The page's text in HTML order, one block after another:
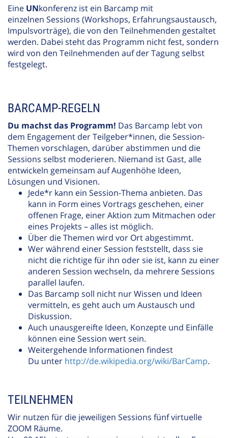
Eine UNkonferenz ist ein Barcamp mit
einzelnen Sessions (Workshops, Erfahrungsaustausch,
Impulsvorträge), die von den Teilnehmenden gestaltet
werden. Dabei steht das Programm nicht fest, sondern
wird von den Teilnehmenden auf der Tagung selbst
festgelegt.
BARCAMP-REGELN
Du machst das Programm! Das Barcamp lebt von
dem Engagement der Teilgeber*innen, die Session-
Themen vorschlagen, darüber abstimmen und die
Sessions selbst moderieren. Niemand ist Gast, alle
entwickeln gemeinsam auf Augenhöhe Ideen,
Lösungen und Visionen.
Jede*r kann ein Session-Thema anbieten. Das
kann in Form eines Vortrags geschehen, einer
offenen Frage, einer Aktion zum Mitmachen oder
eines Projekts – alles ist möglich.
Über die Themen wird vor Ort abgestimmt.
Wer während einer Session feststellt, dass sie
nicht die richtige für ihn oder sie ist, kann zu einer
anderen Session wechseln, da mehrere Sessions
parallel laufen.
Das Barcamp soll nicht nur Wissen und Ideen
vermitteln, es geht auch um Austausch und
Diskussion.
Auch unausgereifte Ideen, Konzepte und Einfälle
können eine Session wert sein.
Weitergehende Informationen findest
Du unter http://de.wikipedia.org/wiki/BarCamp.
TEILNEHMEN
Wir nutzen für die jeweiligen Sessions fünf virtuelle
ZOOM Räume.